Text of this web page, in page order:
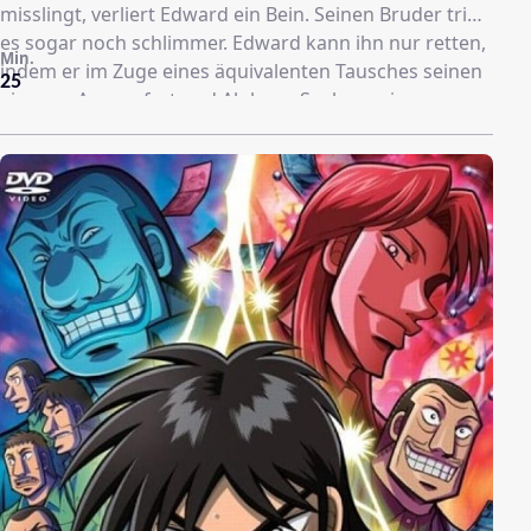
misslingt, verliert Edward ein Bein. Seinen Bruder trifft
es sogar noch schlimmer. Edward kann ihn nur retten,
indem er im Zuge eines äquivalenten Tausches seinen
eigenen Arm opfert und Alphons Seele an eine
Rüstung bindet - dessen Körper aber scheint verloren.
Ein viel zu hoher Preis, den die beiden für ihren
Leichtsinn zahlen mussten. Deshalb beschließen sie
alles zu versuchen, um ihre alten Körper
zurückzubekommen. Im Bestreben die besten
Forschungsbedingungen auf dem Gebiet der Alchemie
zu erlangen, führt sie ihr Weg schließlich zur Armee
von Amestris. Die Militärdiktatur des Landes setzt
sogenannte Staats-Alchemisten als Elitekämpfer in
Kriegen und Konflikten ein. In Friedenszeiten hingegen
steht es den "Lakaien der Armee" frei, zu forschen und
Zugriff auf umfangreiche Aufzeichnungen über
Alchemie, sowie entsprechende finanzielle Mittel zu
erhalten. Doch schon bald müssen die beiden Elric-
25
Min.